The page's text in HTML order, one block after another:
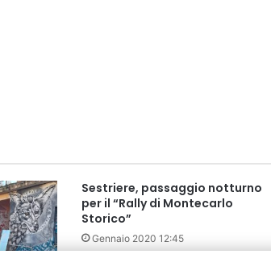
Sestriere, passaggio notturno
per il “Rally di Montecarlo
Storico”
Gennaio 2020 12:45